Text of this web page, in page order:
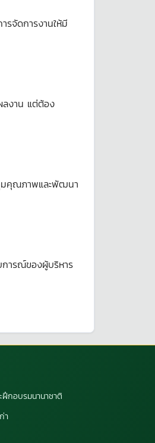
รจัดการงานให้มี
ลงาน แต่ต้อง
คุมคุณภาพและพัฒนา
ารณ์ของผู้บริหาร
กอบรมนานาชาติ
า